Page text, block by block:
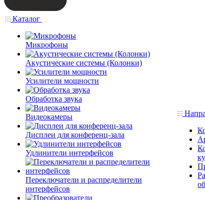
Каталог
Микрофоны
Акустические системы (Колонки)
Усилители мощности
Обработка звука
Видеокамеры
Дисплеи для конференц-зала
Удлинители интерфейсов
Переключатели и распределители
интерфейсов